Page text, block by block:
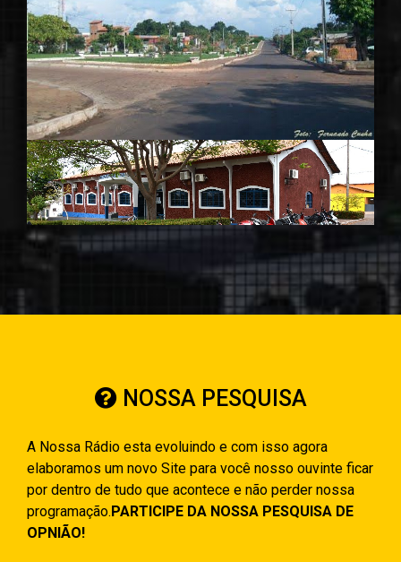
NOSSA PESQUISA
A Nossa Rádio esta evoluindo e com isso agora
elaboramos um novo Site para você nosso ouvinte ficar
por dentro de tudo que acontece e não perder nossa
programação.PARTICIPE DA NOSSA PESQUISA DE
OPNIÃO!